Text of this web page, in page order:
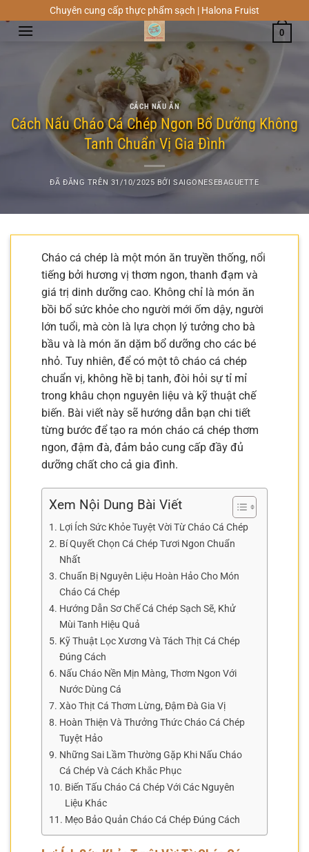
đến
Chuyên cung cấp thực phẩm sạch | Halona Fruist
0
CÁCH NẤU ĂN
Cách Nấu Cháo Cá Chép Ngon Bổ Dưỡng Không
Tanh Chuẩn Vị Gia Đình
ĐÃ ĐĂNG TRÊN 31/10/2025 BỞISAIGONESEBAGUETTE
Cháo cá chép là một món ăn truyền thống, nổi
tiếng bởi hương vị thơm ngon, thanh đạm và
giá trị dinh dưỡng cao. Không chỉ là món ăn
bồi bổ sức khỏe cho người mới ốm dậy, người
lớn tuổi, mà còn là lựa chọn lý tưởng cho bà
bầu và là món ăn dặm bổ dưỡng cho các bé
nhỏ. Tuy nhiên, để có một tô cháo cá chép
chuẩn vị, không hề bị tanh, đòi hỏi sự tỉ mỉ
trong khâu chọn nguyên liệu và kỹ thuật chế
biến. Bài viết này sẽ hướng dẫn bạn chi tiết
từng bước để tạo ra món cháo cá chép thơm
ngon, đậm đà, đảm bảo cung cấp đầy đủ
dưỡng chất cho cả gia đình.
Xem Nội Dung Bài Viết
Lợi Ích Sức Khỏe Tuyệt Vời Từ Cháo Cá Chép
Bí Quyết Chọn Cá Chép Tươi Ngon Chuẩn
Nhất
Chuẩn Bị Nguyên Liệu Hoàn Hảo Cho Món
Cháo Cá Chép
Hướng Dẫn Sơ Chế Cá Chép Sạch Sẽ, Khử
Mùi Tanh Hiệu Quả
Kỹ Thuật Lọc Xương Và Tách Thịt Cá Chép
Đúng Cách
Nấu Cháo Nền Mịn Màng, Thơm Ngon Với
Nước Dùng Cá
Xào Thịt Cá Thơm Lừng, Đậm Đà Gia Vị
Hoàn Thiện Và Thưởng Thức Cháo Cá Chép
Tuyệt Hảo
Những Sai Lầm Thường Gặp Khi Nấu Cháo
Cá Chép Và Cách Khắc Phục
Biến Tấu Cháo Cá Chép Với Các Nguyên
Liệu Khác
Mẹo Bảo Quản Cháo Cá Chép Đúng Cách